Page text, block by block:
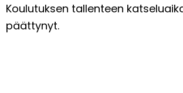
Koulutuksen tallenteen
päättynyt.